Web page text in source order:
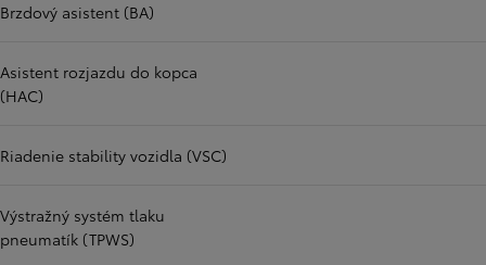
Brzdový asistent (BA)
Asistent rozjazdu do kopca
(HAC)
Riadenie stability vozidla (VSC)
Výstražný systém tlaku
pneumatík (TPWS)